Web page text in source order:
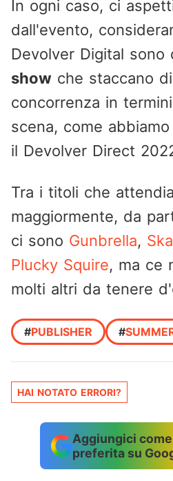
In ogni caso, ci
dall'evento,
Devolver Digital
show che staccano
concorrenza in
scena, come
il Devolver Direct
Tra i titoli che
maggiormente, da
ci sono Gunbrella,
Plucky Squire, ma ce
molti altri da tenere
#PUBLISHER #
HAI NOTATO ERRORI?
Aggiungici
preferita su